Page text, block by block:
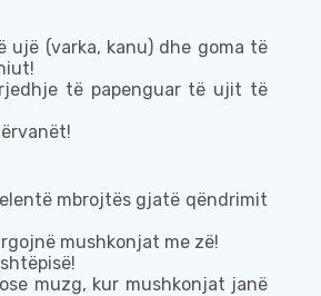
ujë (varka, kanu) dhe goma të
të papenguar të ujit të
mbrojtës gjatë qëndrimit
mushkonjat me zë!
muzg, kur mushkonjat janë